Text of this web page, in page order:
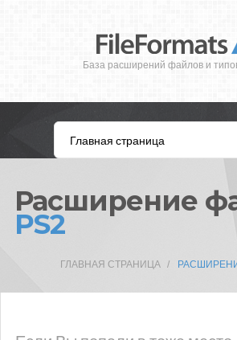
База расширений файлов и
Расширение
PS2
ГЛАВНАЯ СТРАНИЦА